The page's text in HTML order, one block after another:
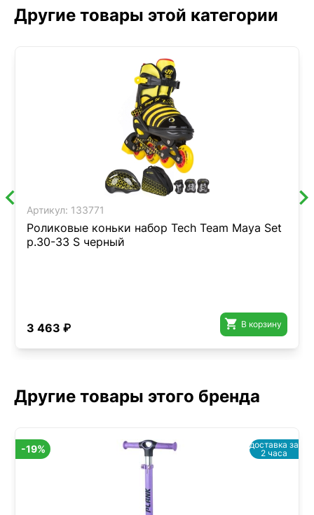
Другие товары этой категории
Артикул: 133771
Роликовые коньки набор Tech Team Maya Set
р.30-33 S черный
3 463 ₽  В корзину
Другие товары этого бренда
-19%
доставка за
2 часа